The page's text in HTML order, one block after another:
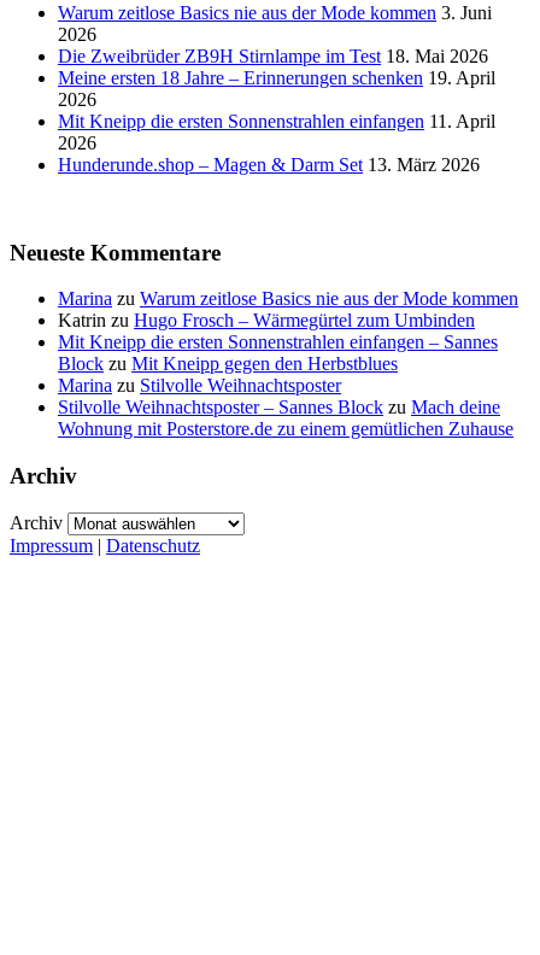
Warum zeitlose Basics nie aus der Mode kommen 3. Juni
2026
Die Zweibrüder ZB9H Stirnlampe im Test 18. Mai 2026
Meine ersten 18 Jahre – Erinnerungen schenken 19. April
2026
Mit Kneipp die ersten Sonnenstrahlen einfangen 11. April
2026
Hunderunde.shop – Magen & Darm Set 13. März 2026
Neueste Kommentare
Marina zu Warum zeitlose Basics nie aus der Mode kommen
Katrin zu Hugo Frosch – Wärmegürtel zum Umbinden
Mit Kneipp die ersten Sonnenstrahlen einfangen – Sannes
Block zu Mit Kneipp gegen den Herbstblues
Marina zu Stilvolle Weihnachtsposter
Stilvolle Weihnachtsposter – Sannes Block zu Mach deine
Wohnung mit Posterstore.de zu einem gemütlichen Zuhause
Archiv
Archiv
Impressum | Datenschutz